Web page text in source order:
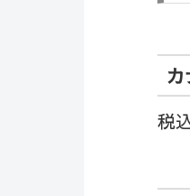
カ
税